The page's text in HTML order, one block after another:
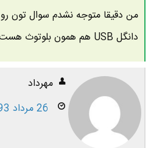
من دقیقا متوجه نشدم سوال تون رو
دانگل USB هم همون بلوتوث هست
مهرداد
26 مرداد 1393